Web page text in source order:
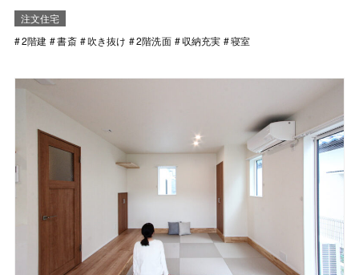
注文住宅
2階建
書斎 吹き抜け 2階洗面 収納充実 寝室